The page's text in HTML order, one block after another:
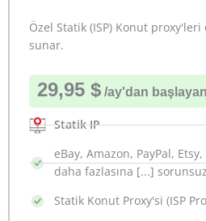
Özel Statik (ISP) Konut
sunar.
29,95 $ /ay'dan
Statik IP
eBay, Amazon, PayPal,
daha fazlasına [...]
Statik Konut Proxy'si (ISP